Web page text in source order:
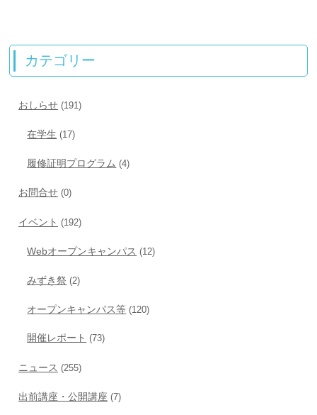
カテゴリー
おしらせ (191)
在学生 (17)
履修証明プログラム (4)
お問合せ (0)
イベント (192)
Webオープンキャンパス (12)
みずき祭 (2)
オープンキャンパス等 (120)
開催レポート (73)
ニュース (255)
出前講座・公開講座 (7)